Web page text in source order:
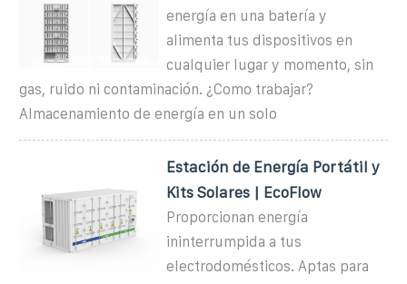
energía en una batería y
alimenta tus dispositivos en
cualquier lugar y momento, sin
gas, ruido ni contaminación. ¿Como trabajar?
Almacenamiento de energía en un solo
Estación de Energía Portátil y
Kits Solares | EcoFlow
Proporcionan energía
ininterrumpida a tus
electrodomésticos. Aptas para